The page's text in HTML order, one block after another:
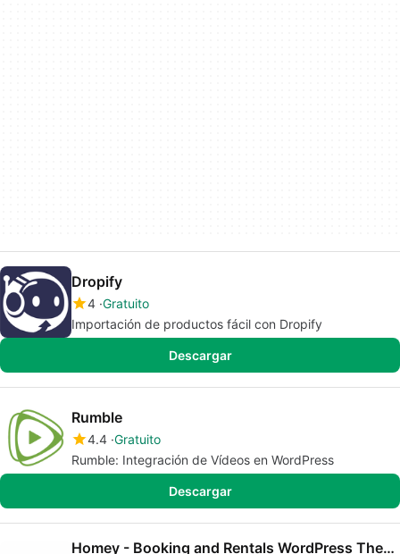
Dropify
4 Gratuito
Importación de productos fácil con Dropify
Descargar
Rumble
4.4 Gratuito
Rumble: Integración de Vídeos en WordPress
Descargar
Homey - Booking and Rentals WordPress Theme